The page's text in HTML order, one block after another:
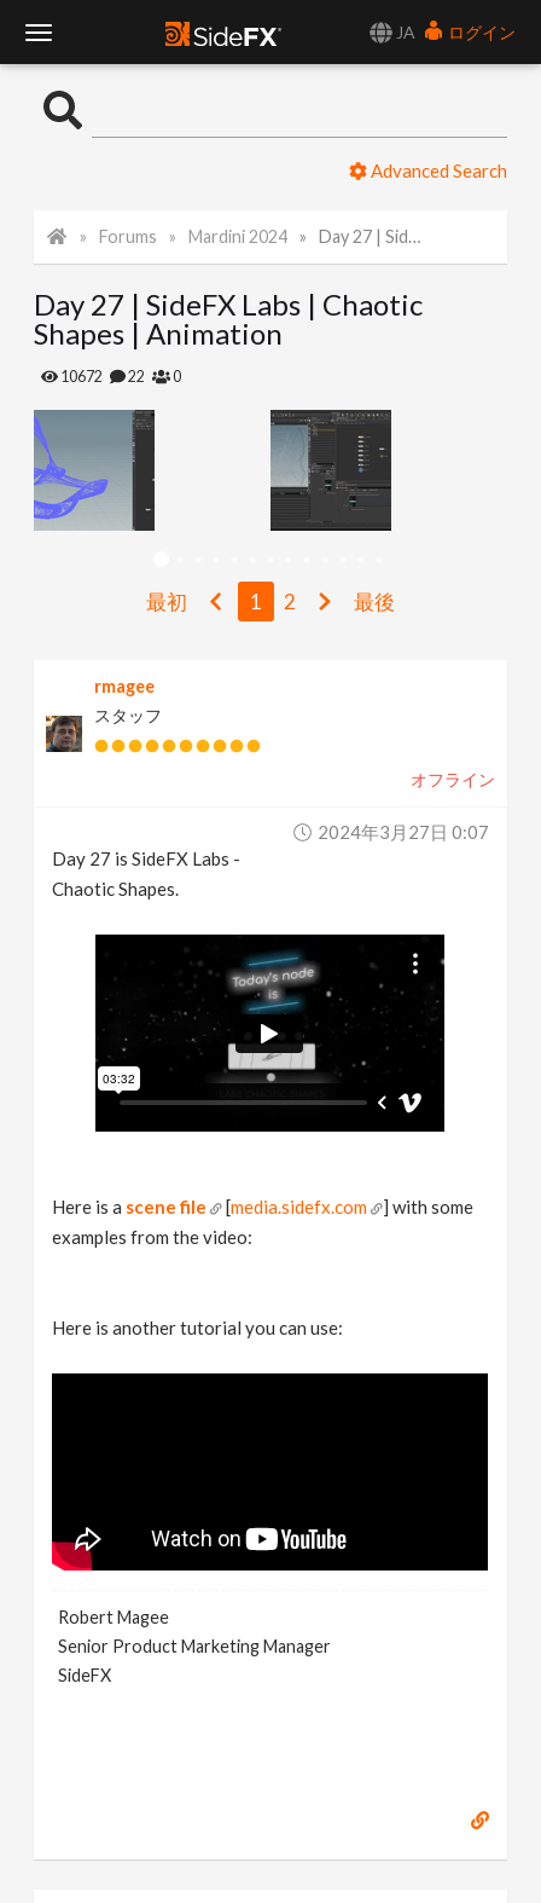
JA
ログイン
o
l
e
N
a
Advanced Search
Forums Mardini 2024 Day 27 | SideFX Labs | Chaotic Shapes | Animation
Day 27 | SideFX Labs | Chaotic
Shapes | Animation
10672 22 0
最初 1 2 最後
rmagee
スタッフ
オフライン
2024年3月27日 0:07
Day 27 is SideFX Labs -
Chaotic Shapes.
Here is a scene file [media.sidefx.com
] with some
examples from the video:
Here is another tutorial you can use:
Robert Magee
Senior Product Marketing Manager
SideFX